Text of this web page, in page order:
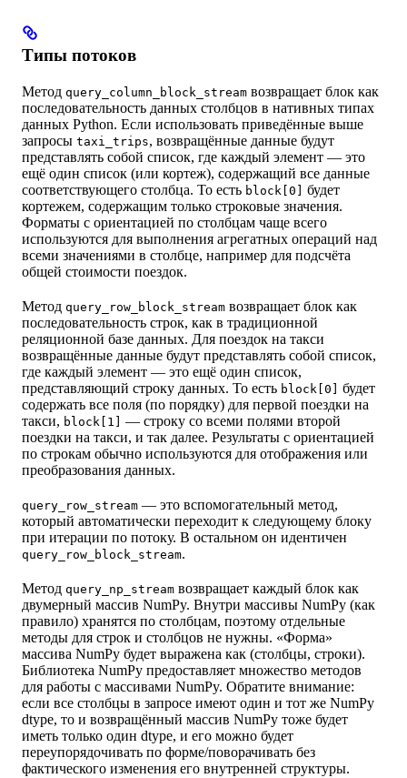
Типы потоков
Метод query_column_block_stream возвращает блок как
последовательность данных столбцов в нативных типах
данных Python. Если использовать приведённые выше
запросы taxi_trips, возвращённые данные будут
представлять собой список, где каждый элемент — это
ещё один список (или кортеж), содержащий все данные
соответствующего столбца. То есть block[0]
будет
кортежем, содержащим только строковые значения.
Форматы с ориентацией по столбцам чаще всего
используются для выполнения агрегатных операций над
всеми значениями в столбце, например для подсчёта
общей стоимости поездок.
Метод query_row_block_stream возвращает блок как
последовательность строк, как в традиционной
реляционной базе данных. Для поездок на такси
возвращённые данные будут представлять собой список,
где каждый элемент — это ещё один список,
представляющий строку данных. То есть block[0]
будет
содержать все поля (по порядку) для первой поездки на
такси, block[1]
— строку со всеми полями второй
поездки на такси, и так далее. Результаты с ориентацией
по строкам обычно используются для отображения или
преобразования данных.
query_row_stream — это вспомогательный метод,
который автоматически переходит к следующему блоку
при итерации по потоку. В остальном он идентичен
query_row_block_stream.
Метод query_np_stream возвращает каждый блок как
двумерный массив NumPy. Внутри массивы NumPy (как
правило) хранятся по столбцам, поэтому отдельные
методы для строк и столбцов не нужны. «Форма»
массива NumPy будет выражена как (столбцы, строки).
Библиотека NumPy предоставляет множество методов
для работы с массивами NumPy. Обратите внимание:
если все столбцы в запросе имеют один и тот же NumPy
dtype, то и возвращённый массив NumPy тоже будет
иметь только один dtype, и его можно будет
переупорядочивать по форме/поворачивать без
фактического изменения его внутренней структуры.